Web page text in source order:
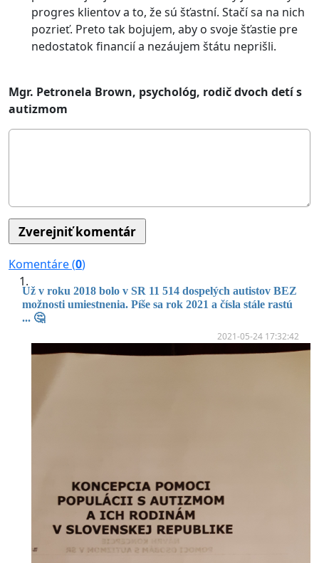
progres klientov a to, že sú šťastní. Stačí sa na nich
pozrieť. Preto tak bojujem, aby o svoje šťastie pre
nedostatok financií a nezáujem štátu neprišli.
Mgr. Petronela Brown, psychológ, rodič dvoch detí s
autizmom
Komentáre (0)
Už v roku 2018 bolo v SR 11 514 dospelých autistov BEZ
možnosti umiestnenia. Píše sa rok 2021 a čísla stále rastú
... 🤔
2021-05-24 17:32:42